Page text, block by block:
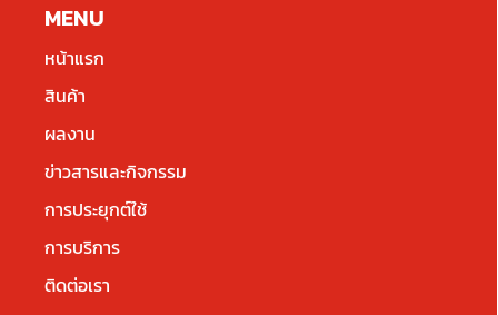
MENU
หน้าแรก
สินค้า
ผลงาน
ข่าวสารและกิจกรรม
การประยุกต์ใช้
การบริการ
ติดต่อเรา